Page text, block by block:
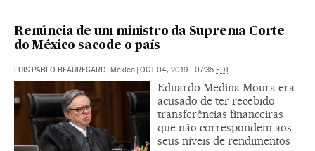
Renúncia de um ministro da Suprema Corte
do México sacode o país
LUIS PABLO BEAUREGARD | México | OCT 04, 2019 - 07:35 EDT
Eduardo Medina Moura era
acusado de ter recebido
transferências financeiras
que não correspondem aos
seus níveis de rendimentos